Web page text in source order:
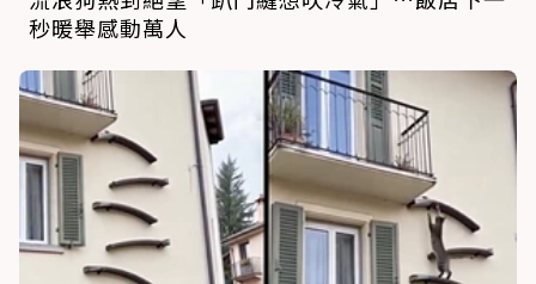
秒暖舉感動萬人